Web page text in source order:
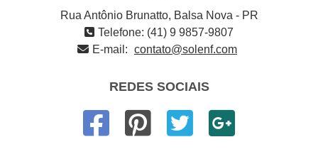
Rua Antônio Brunatto, Balsa Nova - PR
Telefone: (41) 9 9857-9807
E-mail: contato@solenf.com
REDES SOCIAIS